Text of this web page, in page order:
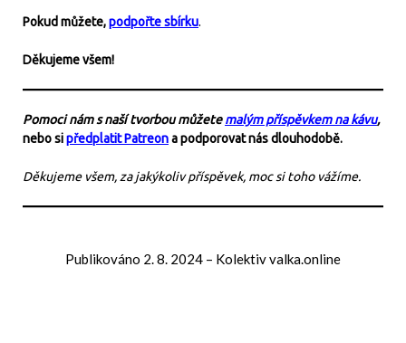
Pokud můžete,podpořte sbírku.
Děkujeme všem!
Pomoci nám s naší tvorbou můžetemalým příspěvkem na kávu,
nebo sipředplatit Patreona podporovat nás dlouhodobě.
Děkujeme všem, za jakýkoliv příspěvek, moc si toho vážíme.
Publikováno 2. 8. 2024 – Kolektiv valka.online